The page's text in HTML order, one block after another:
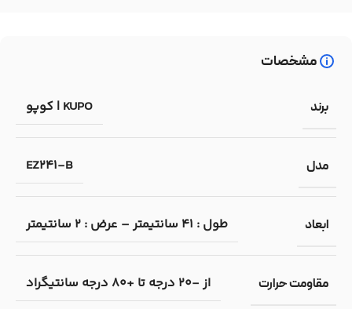
مشخصات
برند KUPO | کوپو
مدل EZ241-B
ابعاد طول : 41 سانتیمتر – عرض : 2 سانتیمتر
مقاومت حرارت از -20 درجه تا +80 درجه سانتیگراد